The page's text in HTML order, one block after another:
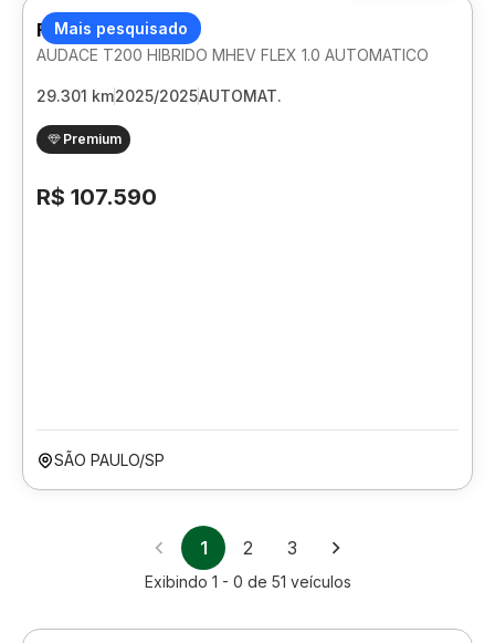
Mais pesquisado
FIAT PULSE
AUDACE T200 HIBRIDO MHEV FLEX 1.0 AUTOMATICO
29.301 km2025/2025AUTOMAT.
Premium
R$ 107.590
SÃO PAULO/SP
1 2 3
Exibindo 1 - 0 de 51 veículos